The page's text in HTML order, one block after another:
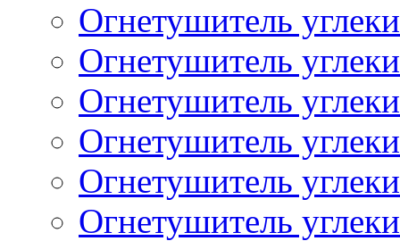
Огнетушитель
Огнетушитель
Огнетушитель
Огнетушитель
Огнетушитель
Огнетушитель